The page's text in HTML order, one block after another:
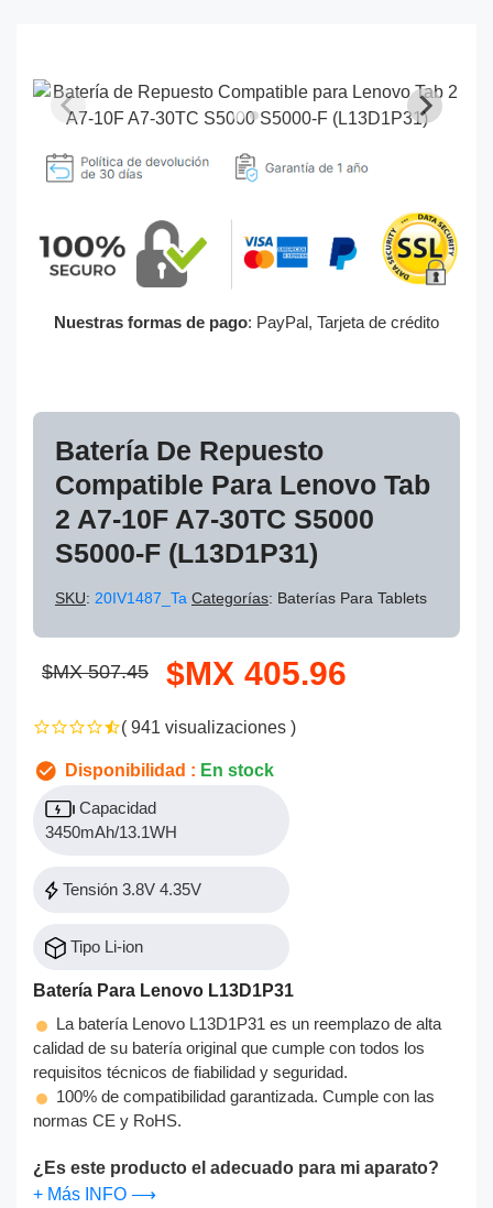
Nuestras formas de pago: PayPal, Tarjeta de crédito
Batería De Repuesto
Compatible Para Lenovo Tab
2 A7-10F A7-30TC S5000
S5000-F (L13D1P31)
SKU: 20IV1487_Ta Categorías: Baterías Para Tablets
$MX 507.45 $MX 405.96
( 941 visualizaciones )
Disponibilidad : En stock
Capacidad
3450mAh/13.1WH
Tensión 3.8V 4.35V
Tipo Li-ion
Batería Para Lenovo L13D1P31
La batería Lenovo L13D1P31 es un reemplazo de alta
calidad de su batería original que cumple con todos los
requisitos técnicos de fiabilidad y seguridad.
100% de compatibilidad garantizada. Cumple con las
normas CE y RoHS.
¿Es este producto el adecuado para mi aparato?
+ Más INFO ⟶